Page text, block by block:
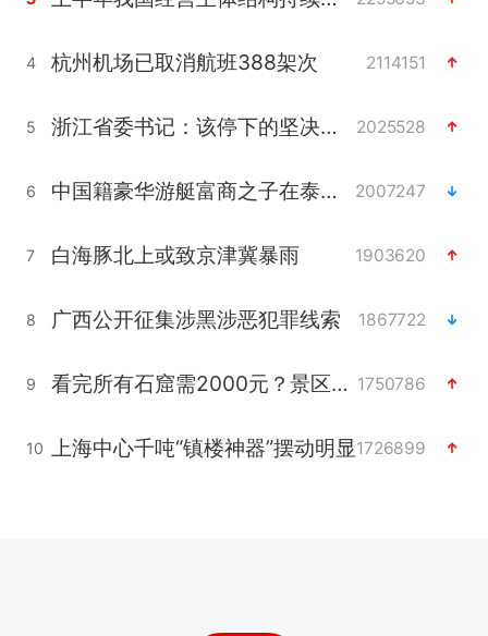
4 杭州机场已取消航班388架次 2114151
5 浙江省委书记：该停下的坚决停下来 2025528
6 中国籍豪华游艇富商之子在泰国被杀 2007247
7 白海豚北上或致京津冀暴雨 1903620
8 广西公开征集涉黑涉恶犯罪线索 1867722
9 看完所有石窟需2000元？景区回应 1750786
10 上海中心千吨“镇楼神器”摆动明显1726899